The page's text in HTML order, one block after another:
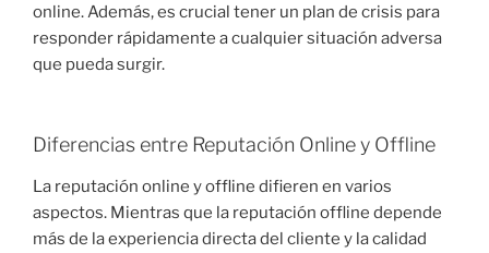
online. Además, es crucial tener un plan de crisis para
responder rápidamente a cualquier situación adversa
que pueda surgir​.
Diferencias entre Reputación Online y Offline
La reputación online y offline difieren en varios
aspectos. Mientras que la reputación offline depende
más de la experiencia directa del cliente y la calidad